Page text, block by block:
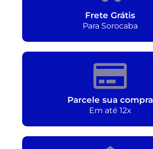
Frete Grátis
Para Sorocaba
Parcele sua compra
Em até 12x